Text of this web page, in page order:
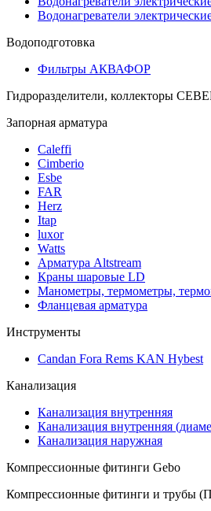
Водонагреватели
Водоподготовка
Фильтры АКВАФОР
Гидроразделители, коллекторы
Запорная арматура
Caleffi
Cimberio
Esbe
FAR
Herz
Itap
luxor
Watts
Арматура Altstream
Краны шаровые LD
Манометры, термометры,
Фланцевая арматура
Инструменты
Candan Fora Rems KAN Hybest
Канализация
Канализация внутренняя
Канализация внутренняя
Канализация наружная
Компрессионные фитинги Gebo
Компрессионные фитинги и трубы